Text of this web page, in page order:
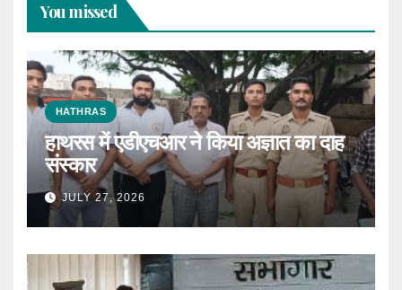
You missed
HATHRAS
हाथरस में एडीएचआर ने किया अज्ञात का दाह
संस्कार
JULY 27, 2026